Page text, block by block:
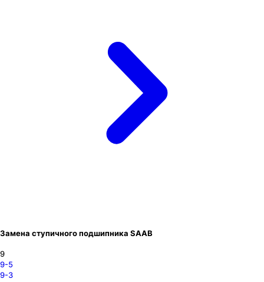
Замена ступичного подшипника SAAB
9
9-5
9-3